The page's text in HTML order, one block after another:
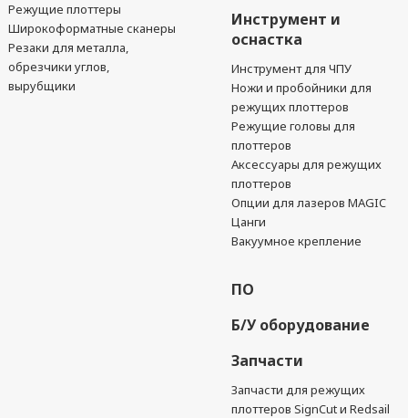
Режущие плоттеры
Широкоформатные сканеры
Резаки для металла,
обрезчики углов,
вырубщики
Инструмент и
оснастка
Инструмент для ЧПУ
Ножи и пробойники для
режущих плоттеров
Режущие головы для
плоттеров
Аксессуары для режущих
плоттеров
Опции для лазеров MAGIC
Цанги
Вакуумное крепление
ПО
Б/У оборудование
Запчасти
Запчасти для режущих
плоттеров SignCut и Redsail